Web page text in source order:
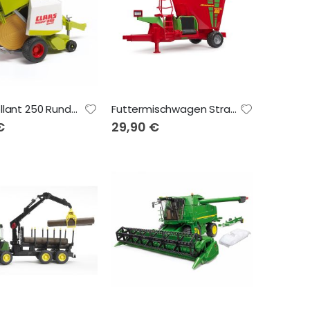
Claas Rollant 250 Rundballenpresse 02121 Futtermischwagen Strautmann Verti-Mix 1050 02127
29,90 €